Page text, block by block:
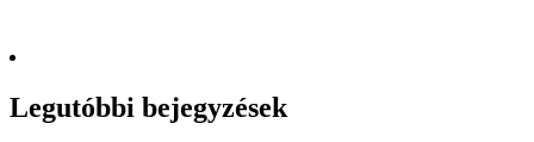
Legutóbbi bejegyzések